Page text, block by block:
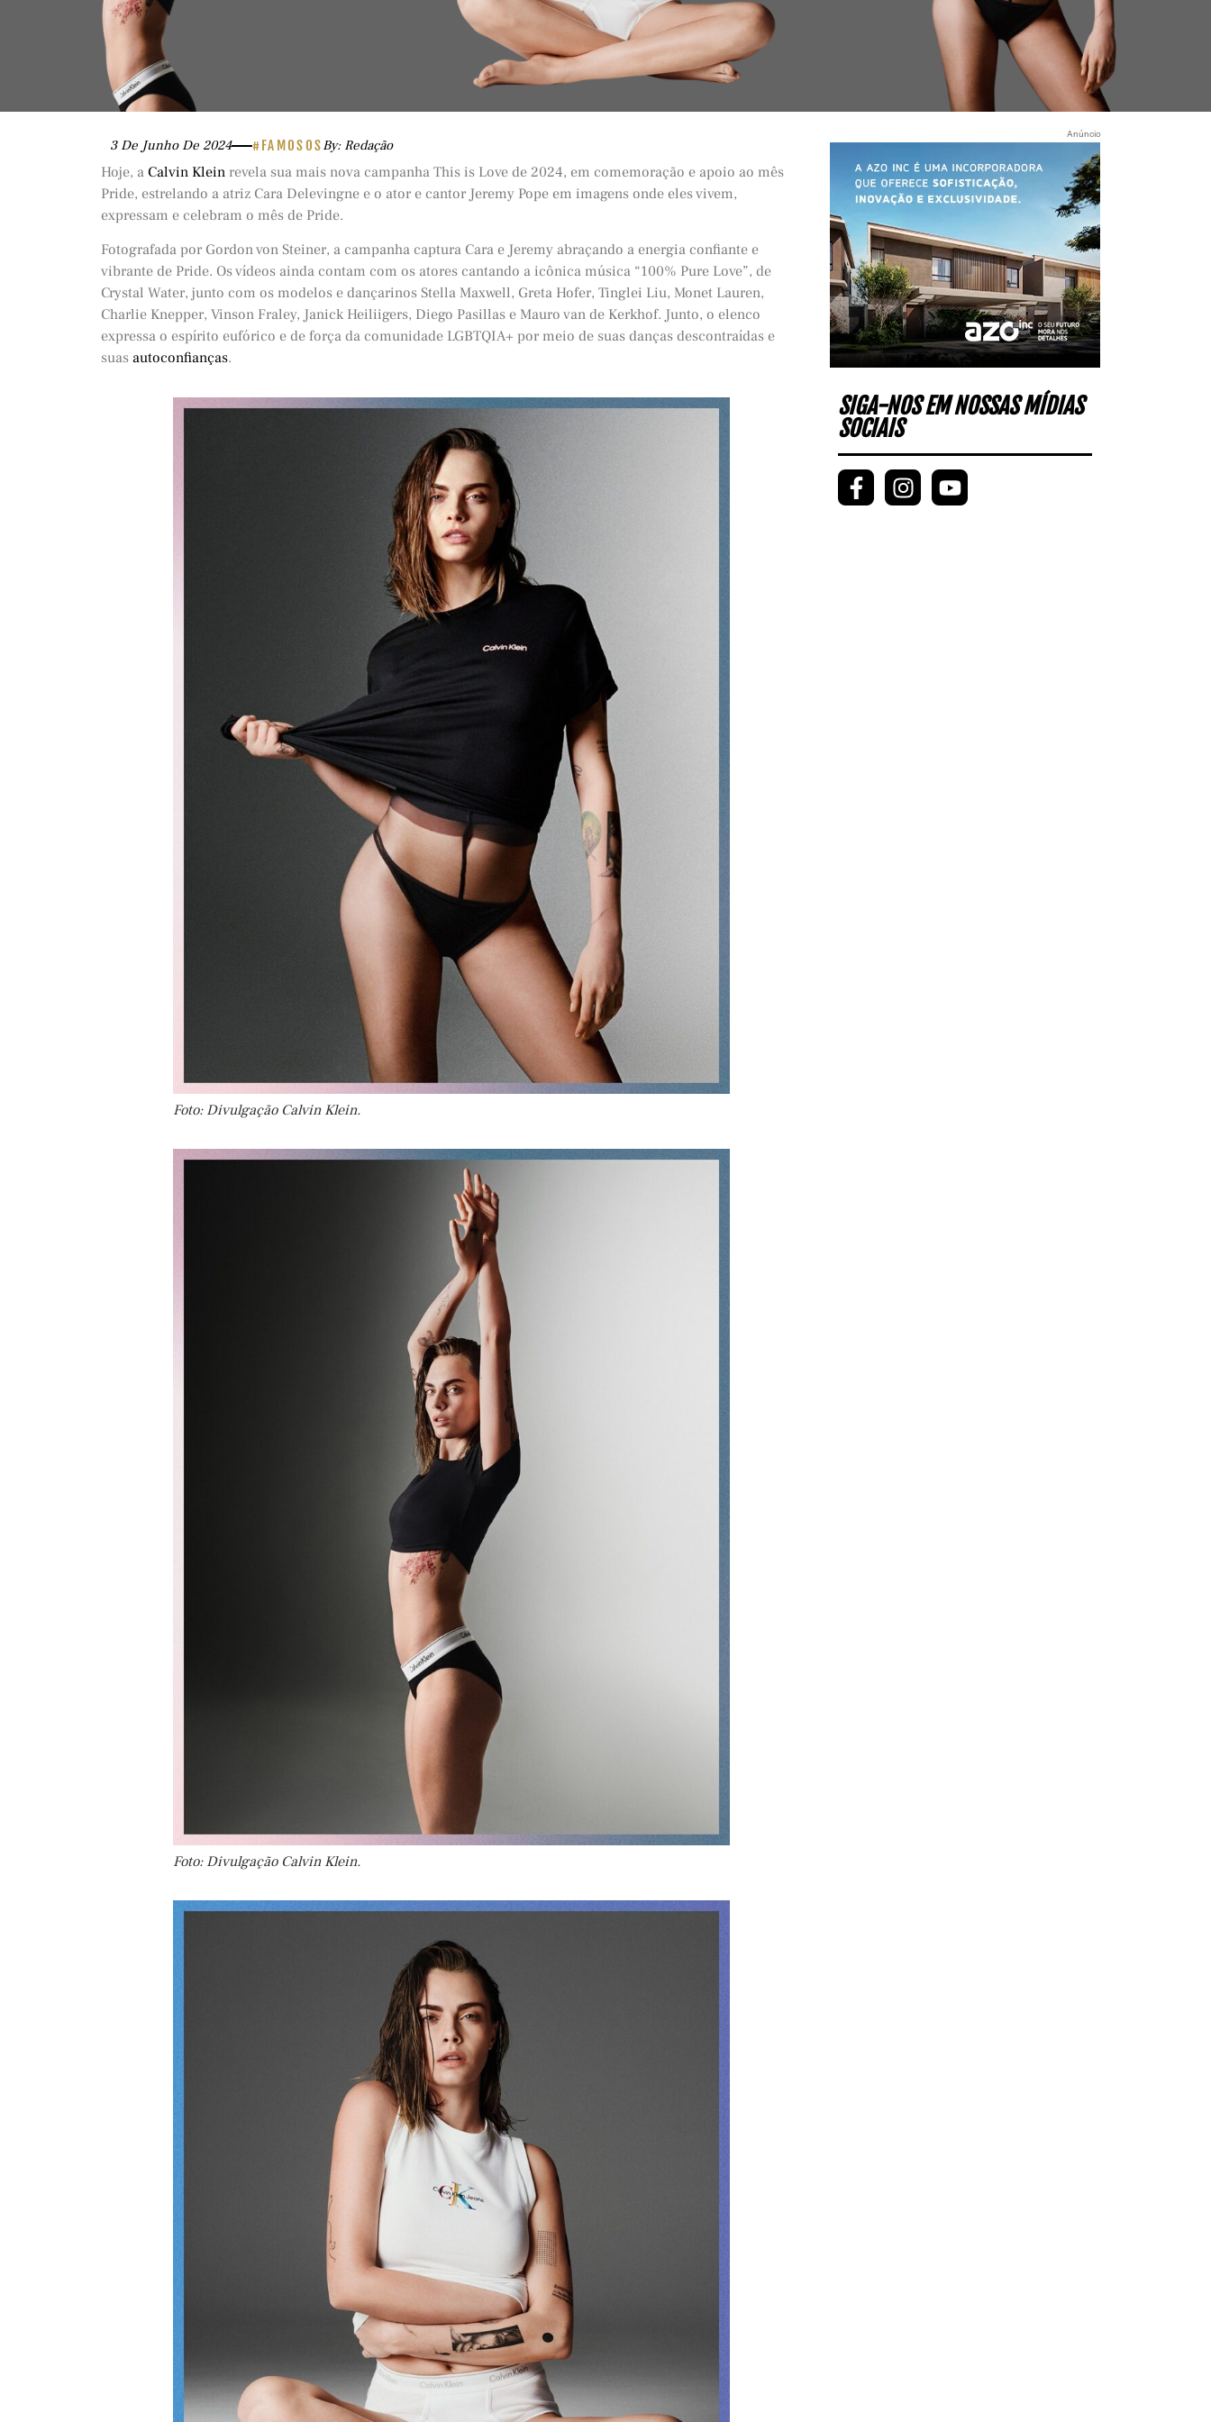
3 De Junho De 2024 #FAMOSOSBy: Redação
Hoje, a Calvin Klein revela sua mais nova campanha This is Love de 2024, em comemoração e apoio ao mês
Pride, estrelando a atriz Cara Delevingne e o ator e cantor Jeremy Pope em imagens onde eles vivem,
expressam e celebram o mês de Pride.
Fotografada por Gordon von Steiner, a campanha captura Cara e Jeremy abraçando a energia confiante e
vibrante de Pride. Os vídeos ainda contam com os atores cantando a icônica música “100% Pure Love”, de
Crystal Water, junto com os modelos e dançarinos Stella Maxwell, Greta Hofer, Tinglei Liu, Monet Lauren,
Charlie Knepper, Vinson Fraley, Janick Heiliigers, Diego Pasillas e Mauro van de Kerkhof. Junto, o elenco
expressa o espírito eufórico e de força da comunidade LGBTQIA+ por meio de suas danças descontraídas e
suas autoconfianças.
Foto: Divulgação Calvin Klein.
Foto: Divulgação Calvin Klein.
Anúncio
SIGA-NOS EM NOSSAS MÍDIAS
SOCIAIS